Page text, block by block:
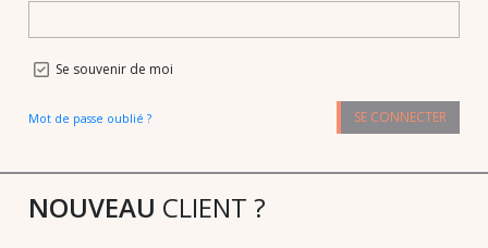
Se souvenir de moi
Mot de passe oublié ? SE CONNECTER
NOUVEAU CLIENT ?